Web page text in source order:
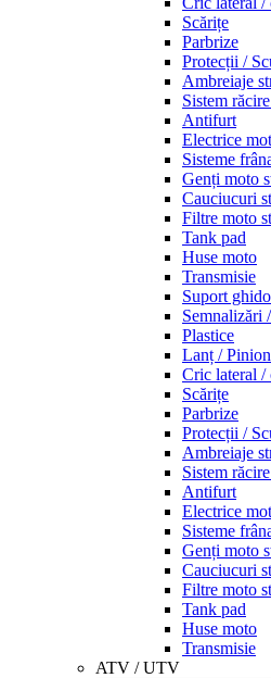
Scărițe
Parbrize
Protecții /
Ambreiaje
Sistem
Antifurt
Electrice
Sisteme
Genți moto
Cauciucuri
Filtre moto
Tank pad
Huse moto
Transmisie
Suport
Semnalizări
Plastice
Lanț / Pinion
Cric lateral /
Scărițe
Parbrize
Protecții /
Ambreiaje
Sistem
Antifurt
Electrice
Sisteme
Genți moto
Cauciucuri
Filtre moto
Tank pad
Huse moto
Transmisie
ATV / UTV